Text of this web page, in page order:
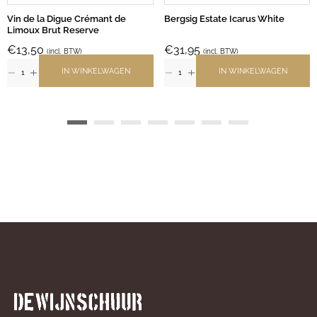
Vin de la Digue Crémant de
Limoux Brut Reserve
€13,50 (incl. BTW)
IN WINKELWAGEN
Bergsig Estate Icarus White
€31,95 (incl. BTW)
IN WINKELWAGEN